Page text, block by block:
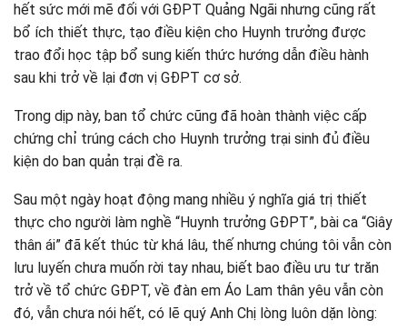
hết sức mới mẽ đối với GĐPT Quảng Ngãi nhưng cũng rất
bổ ích thiết thực, tạo điều kiện cho Huynh trưởng được
trao đổi học tập bổ sung kiến thức hướng dẫn điều hành
sau khi trở về lại đơn vị GĐPT cơ sở.
Trong dịp này, ban tổ chức cũng đã hoàn thành việc cấp
chứng chỉ trúng cách cho Huynh trưởng trại sinh đủ điều
kiện do ban quản trại đề ra.
Sau một ngày hoạt động mang nhiều ý nghĩa giá trị thiết
thực cho người làm nghề “Huynh trưởng GĐPT”, bài ca “Giây
thân ái” đã kết thúc từ khá lâu, thế nhưng chúng tôi vẫn còn
lưu luyến chưa muốn rời tay nhau, biết bao điều ưu tư trăn
trở về tổ chức GĐPT, về đàn em Áo Lam thân yêu vẫn còn
đó, vẫn chưa nói hết, có lẽ quý Anh Chị lòng luôn dặn lòng: